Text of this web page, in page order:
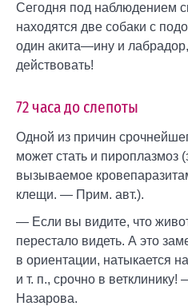
Сегодня под наблюдением
находятся две собаки с
один акита—ину и
действовать!
72 часа до слепоты
Одной из причин
может стать и пироплазмоз
вызываемое
клещи. — Прим. авт.).
— Если вы видите, что
перестало видеть. А это
в ориентации, натыкается
и т. п., срочно в
Назарова.